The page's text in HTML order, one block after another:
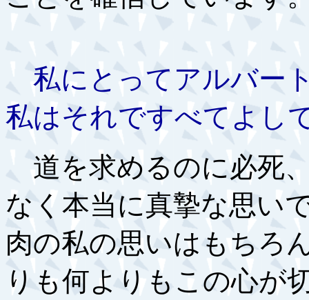
私にとってアルバー
私はそれですべてよし
道を求めるのに必死
なく本当に真摯な思い
肉の私の思いはもちろ
りも何よりもこの心が